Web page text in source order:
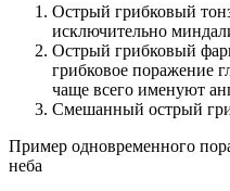
Острый грибковый
исключительно
Острый грибковый
грибковое поражение
чаще всего именуют
Смешанный острый
Пример одновременного
неба